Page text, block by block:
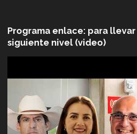
Programa enlace: para
siguiente nivel (video)